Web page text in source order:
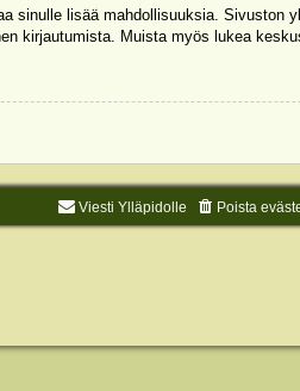
sinulle lisää mahdollisuuksia. Sivuston
kirjautumista. Muista myös lukea
Poista
Viesti Ylläpidolle